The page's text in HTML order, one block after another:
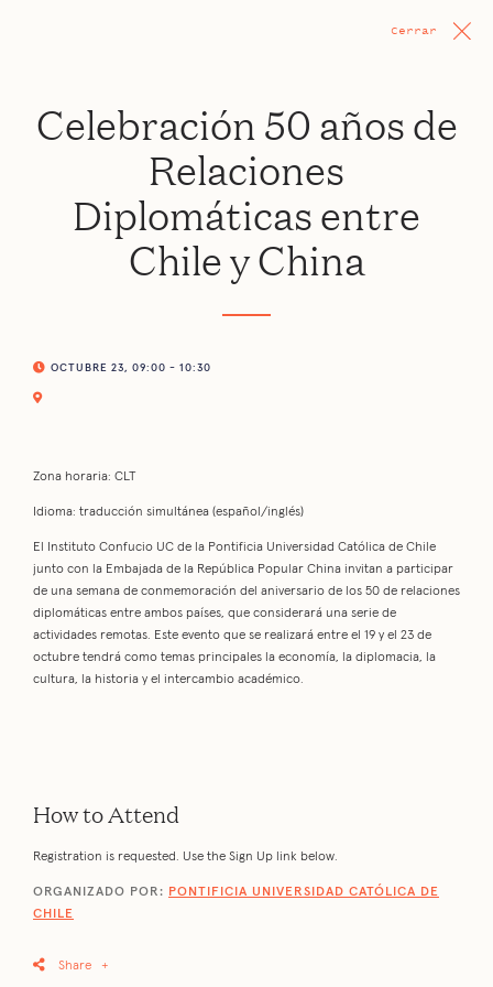
Cerrar
Celebración 50 años de
Relaciones
Diplomáticas entre
Chile y China
OCTUBRE 23, 09:00 - 10:30
Zona horaria: CLT
Idioma: traducción simultánea (español/inglés)
El Instituto Confucio UC de la Pontificia Universidad Católica de Chile
junto con la Embajada de la República Popular China invitan a participar
de una semana de conmemoración del aniversario de los 50 de relaciones
diplomáticas entre ambos países, que considerará una serie de
actividades remotas. Este evento que se realizará entre el 19 y el 23 de
octubre tendrá como temas principales la economía, la diplomacia, la
cultura, la historia y el intercambio académico.
How to Attend
Registration is requested. Use the Sign Up link below.
ORGANIZADO POR: PONTIFICIA UNIVERSIDAD CATÓLICA DE
CHILE
Share +